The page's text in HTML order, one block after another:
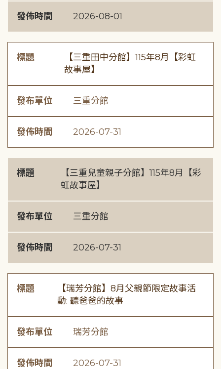
發佈時間 2026-08-01
標題
【三重田中分館】115年8月【彩虹
故事屋】
發布單位 三重分館
發佈時間 2026-07-31
標題
【三重兒童親子分館】115年8月【彩
虹故事屋】
發布單位 三重分館
發佈時間 2026-07-31
標題
【瑞芳分館】8月父親節限定故事活
動: 聽爸爸的故事
發布單位 瑞芳分館
發佈時間 2026-07-31